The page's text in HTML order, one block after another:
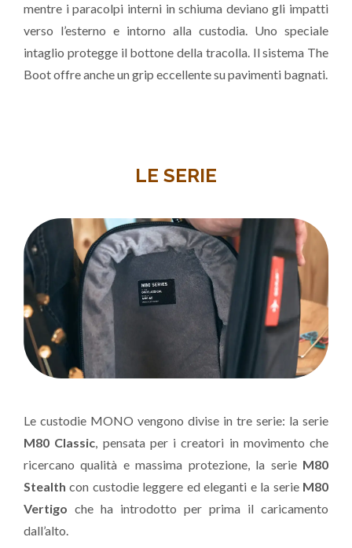
mentre i paracolpi interni in schiuma deviano gli impatti
verso l’esterno e intorno alla custodia. Uno speciale
intaglio protegge il bottone della tracolla. Il sistema The
Boot offre anche un grip eccellente su pavimenti bagnati.
LE SERIE
Le custodie MONO vengono divise in tre serie: la serie
M80 Classic, pensata per i creatori in movimento che
ricercano qualità e massima protezione, la serie M80
Stealth con custodie leggere ed eleganti e la serie M80
Vertigo che ha introdotto per prima il caricamento
dall’alto.